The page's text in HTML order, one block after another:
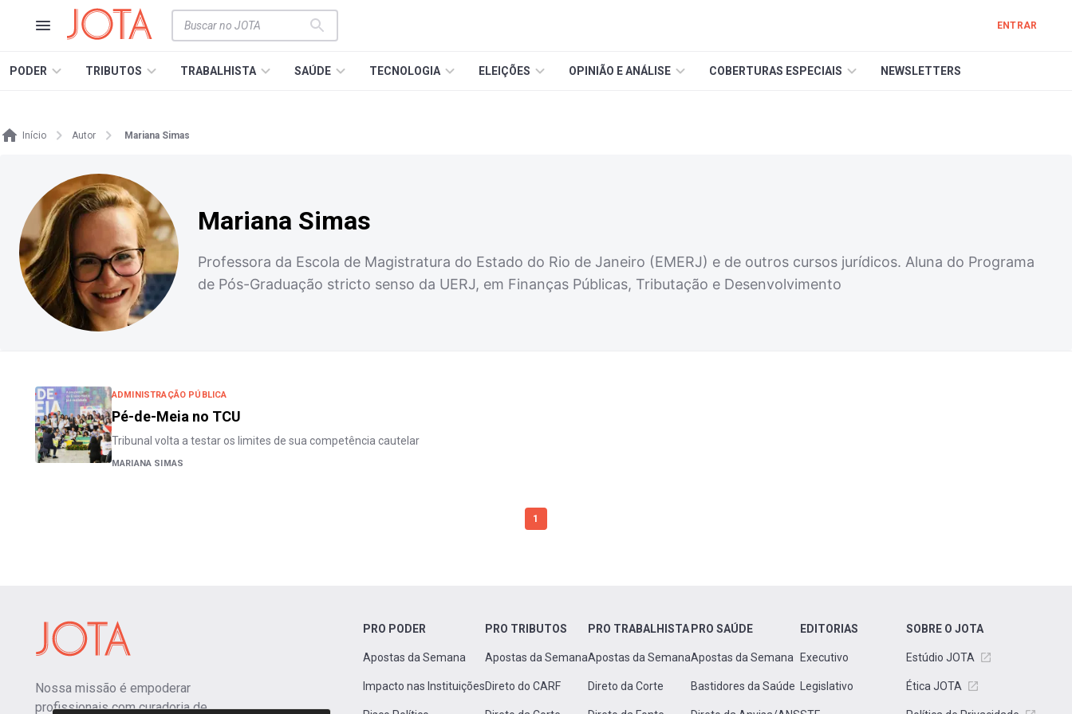
ENTRAR
PODER TRIBUTOS TRABALHISTA SAÚDE TECNOLOGIA ELEIÇÕES OPINIÃO E ANÁLISE COBERTURAS ESPECIAIS NEWSLETTERS
Início Autor Mariana Simas
Mariana Simas
Professora da Escola de Magistratura do Estado do Rio de Janeiro (EMERJ) e de outros cursos jurídicos. Aluna do Programa
de Pós-Graduação stricto senso da UERJ, em Finanças Públicas, Tributação e Desenvolvimento
ADMINISTRAÇÃO PÚBLICA
Pé-de-Meia no TCU
Tribunal volta a testar os limites de sua competência cautelar
MARIANA SIMAS
1
Nossa missão é empoderar
profissionais com curadoria de
PRO PODER
Apostas da Semana
Impacto nas Instituições
PRO TRIBUTOS
Apostas da Semana
Direto do CARF
PRO TRABALHISTA
Apostas da Semana
Direto da Corte
PRO SAÚDE
Apostas da Semana
Bastidores da Saúde
EDITORIAS
Executivo
Legislativo
SOBRE O JOTA
Estúdio JOTA
Ética JOTA